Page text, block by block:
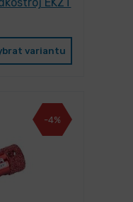
variantu
-4%